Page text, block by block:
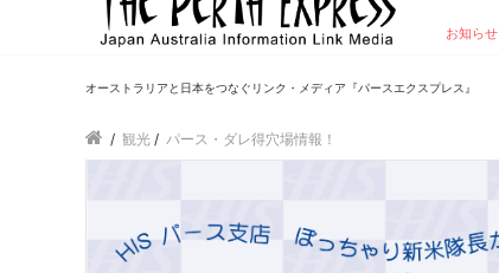
お知らせ
オーストラリアと日本をつなぐリンク・メディア『パースエクスプレス』
/ 観光 / パース・ダレ得穴場情報！